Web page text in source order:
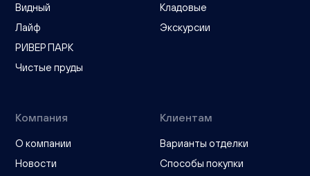
Видный
Лайф
РИВЕР ПАРК
Чистые пруды
Кладовые
Экскурсии
Компания
О компании
Новости
Клиентам
Варианты отделки
Способы покупки